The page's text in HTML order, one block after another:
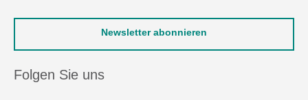
Newsletter abonnieren
Folgen Sie uns